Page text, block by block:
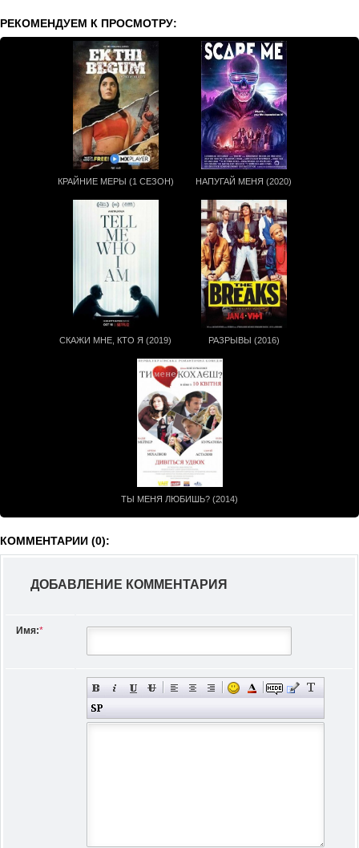
РЕКОМЕНДУЕМ К ПРОСМОТРУ:
КРАЙНИЕ МЕРЫ (1 СЕЗОН) НАПУГАЙ МЕНЯ (2020)
СКАЖИ МНЕ, КТО Я (2019) РАЗРЫВЫ (2016)
ТЫ МЕНЯ ЛЮБИШЬ? (2014)
КОММЕНТАРИИ (0):
ДОБАВЛЕНИЕ КОММЕНТАРИЯ
Имя:*